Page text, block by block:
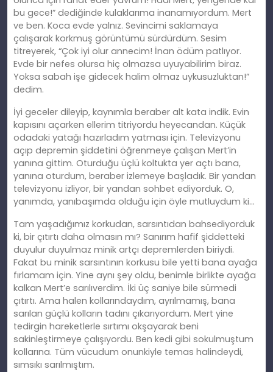
bu gece!” dediğinde kulaklarıma inanamıyordum. Mert
ve ben. Koca evde yalnız. Sevincimi saklamaya
çalışarak korkmuş görüntümü sürdürdüm. Sesim
titreyerek, “Çok iyi olur annecim! İnan ödüm patlıyor.
Evde bir nefes olursa hiç olmazsa uyuyabilirim biraz.
Yoksa sabah işe gidecek halim olmaz uykusuzluktan!”
dedim.
İyi geceler dileyip, kaynımla beraber alt kata indik. Evin
kapısını açarken ellerim titriyordu heyecandan. Küçük
odadaki yatağı hazırladım yatması için. Televizyonu
açıp depremin şiddetini öğrenmeye çalışan Mert’in
yanına gittim. Oturduğu üçlü koltukta yer açtı bana,
yanına oturdum, beraber izlemeye başladık. Bir yandan
televizyonu izliyor, bir yandan sohbet ediyorduk. O,
yanımda, yanıbaşımda olduğu için öyle mutluydum ki…
Tam yaşadığımız korkudan, sarsıntıdan bahsediyorduk
ki, bir çıtırtı daha olmasın mı? Sanırım hafif şiddetteki
duyulur duyulmaz minik artçı depremlerden biriydi.
Fakat bu minik sarsıntının korkusu bile yetti bana ayağa
fırlamam için. Yine aynı şey oldu, benimle birlikte ayağa
kalkan Mert’e sarılıverdim. İki üç saniye bile sürmedi
çıtırtı. Ama halen kollarındaydım, ayrılmamış, bana
sarılan güçlü kolların tadını çıkarıyordum. Mert yine
tedirgin hareketlerle sırtımı okşayarak beni
sakinleştirmeye çalışıyordu. Ben kedi gibi sokulmuştum
kollarına. Tüm vücudum onunkiyle temas halindeydi,
sımsıkı sarılmıştım.